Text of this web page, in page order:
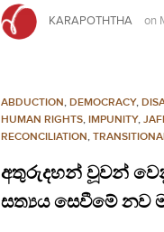
KARAPOTHTHA on
ABDUCTION, DEMOCRACY,
HUMAN RIGHTS, IMPUNITY,
RECONCILIATION,
අතුරුදහන් වූවන්
සත්‍යය සෙවීමේ නව